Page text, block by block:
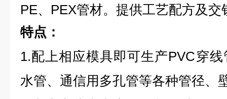
PE、PEX管材。提供工艺配方及交
特点：
1.配上相应模具即可生产PVC穿
水管、通信用多孔管等各种管径、